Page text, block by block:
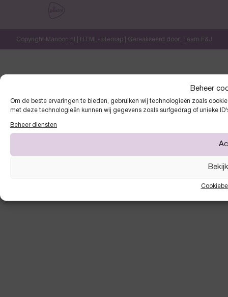
Beheer
Om de beste ervaringen te bieden, gebruiken wij technologieën zoals
met deze technologieën kunnen wij gegevens zoals surfgedrag of unieke
Beheer diensten
Copyright Manoon.nl | HTML-sitemap| Gerealiseerd door: Team F&J